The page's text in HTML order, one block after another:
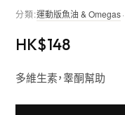
分類:運動版魚油 & Omegas·
HK$148
多維生素，睾酮幫助